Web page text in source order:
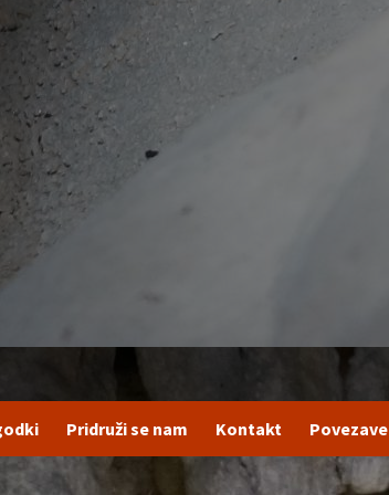
Pridruži se nam Kontakt Povezave